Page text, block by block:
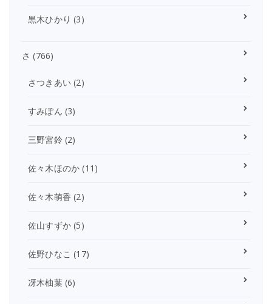
黒木ひかり (3)
さ (766)
さつきあい (2)
すみぽん (3)
三野宮鈴(2)
佐々木ほのか (11)
佐々木萌香 (2)
佐山すずか (5)
佐野ひなこ (17)
冴木柚葉(6)